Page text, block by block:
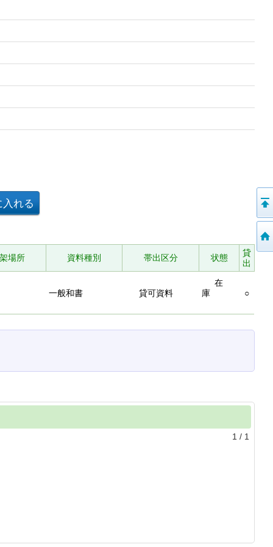
場所 資料種別 帯出区分 状態
貸
出
一般和書 貸可資料
在
庫
○
1 / 1